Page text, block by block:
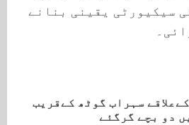
سیکیورٹی یقینی بنانے
سہراب گوٹھ کےقریب
دو بچے گرگئے